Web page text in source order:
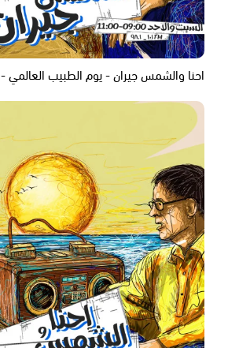
احنا والشمس جيران - يوم الطبيب العالمي - 11.07.2026